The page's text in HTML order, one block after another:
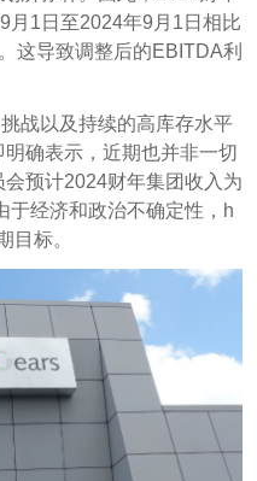
月1日至2024年9月1日相比
这导致调整后的EBITDA利
战以及持续的高库存水平
确表示，近期也并非一切
预计2024财年集团收入为
于经济和政治不确定性，h
目标。